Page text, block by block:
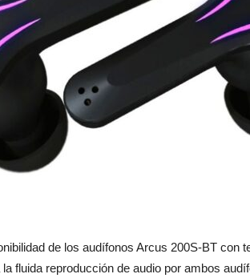
de los audífonos Arcus 200S-BT con
fluida reproducción de audio por ambos